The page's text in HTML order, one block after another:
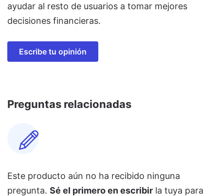
ayudar al resto de usuarios a tomar mejores
decisiones financieras.
Escribe tu opinión
Preguntas relacionadas
Este producto aún no ha recibido ninguna
pregunta. Sé el primero en escribir la tuya para